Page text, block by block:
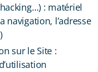
: matériel
l’adresse
sur le Site :